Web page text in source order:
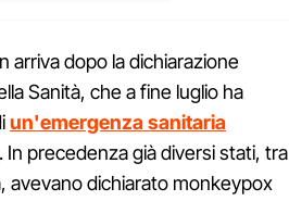
arriva dopo la dichiarazione
Sanità, che a fine luglio ha
un'emergenza sanitaria
. In precedenza già diversi stati, tra
avevano dichiarato monkeypox